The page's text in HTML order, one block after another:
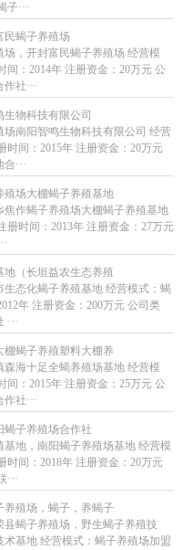
···
民蝎子养殖场
，开封富民蝎子养殖场 经营模
间：2014年 注册资金：20万元 公
社···
物科技有限公司
南阳智鸣生物科技有限公司 经营
时间：2015年 注册资金：20万元
···
殖场大棚蝎子养殖基地
作蝎子养殖场大棚蝎子养殖基地
册时间：2013年 注册资金：27万元
地（长垣益农生态养殖
态化蝎子养殖基地 经营模式：蝎
年 注册资金：200万元 公司类
蝎子养殖塑料大棚养
海十足全蝎养殖场基地 经营模
间：2015年 注册资金：25万元 公
社···
蝎子养殖场合作社
地，南阳蝎子养殖场基地 经营模
时间：2018年 注册资金：20万元
养殖场，蝎子，养蝎子
蝎子养殖场，野生蝎子养殖技
基地 经营模式：蝎子养殖场加盟